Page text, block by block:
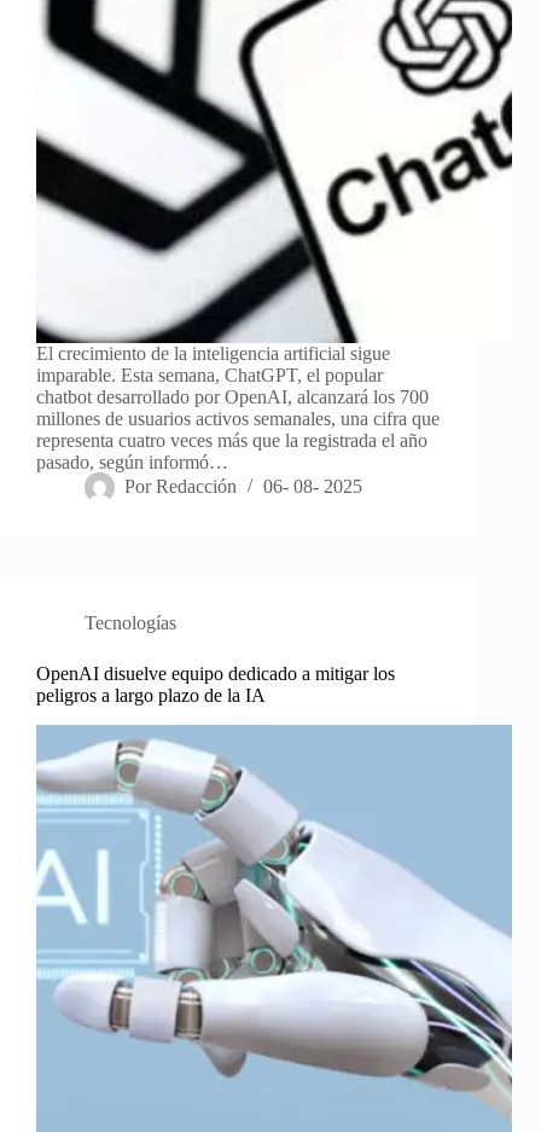
El crecimiento de la inteligencia artificial sigue
imparable. Esta semana, ChatGPT, el popular
chatbot desarrollado por OpenAI, alcanzará los 700
millones de usuarios activos semanales, una cifra que
representa cuatro veces más que la registrada el año
pasado, según informó…
Por Redacción 06- 08- 2025
Tecnologías
OpenAI disuelve equipo dedicado a mitigar los
peligros a largo plazo de la IA